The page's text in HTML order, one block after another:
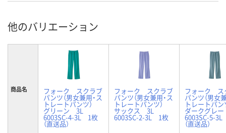
他のバリエーション
商品名 フォーク スクラブ
パンツ（男女兼用・ス
トレートパンツ）
グリーン 3L
6003SC-4-3L 1枚
（直送品）
フォーク スクラブ
パンツ（男女兼用・ス
トレートパンツ）
サックス 3L
6003SC-2-3L 1枚
フォーク ス
パンツ（男女
トレートパ
ダークグ
6003SC-5-
（直送品）